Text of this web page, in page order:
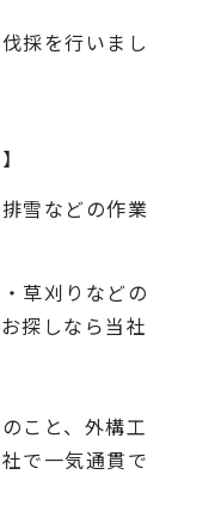
採を行いまし
雪などの作業
草刈りなどの
探しなら当社
こと、 外構工
で一気通貫で